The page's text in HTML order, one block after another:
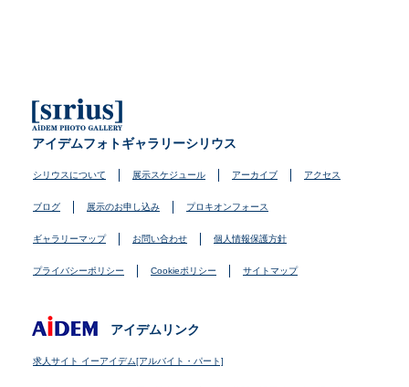
アイデムフォトギャラリーシリウス
シリウスについて 展示スケジュール アーカイブ アクセス
ブログ 展示のお申し込み プロキオンフォース
ギャラリーマップ お問い合わせ 個人情報保護方針
プライバシーポリシー Cookieポリシー サイトマップ
アイデムリンク
求人サイト イーアイデム[アルバイト・パート]